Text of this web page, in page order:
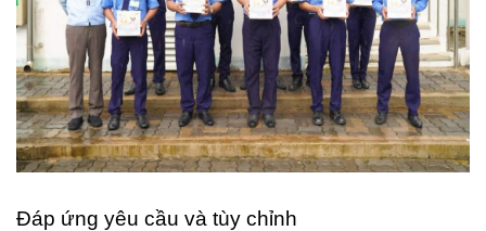
Đáp ứng yêu cầu và tùy chỉnh